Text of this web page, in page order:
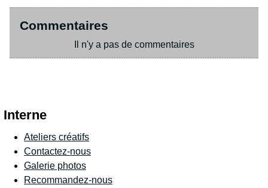
Commentaires
Il n'y a pas de commentaires
Interne
Ateliers créatifs
Contactez-nous
Galerie photos
Recommandez-nous